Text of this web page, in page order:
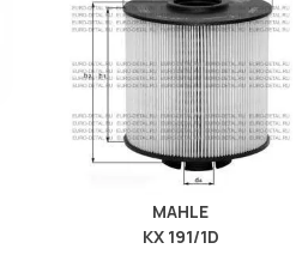
MAHLE
KX 191/1D